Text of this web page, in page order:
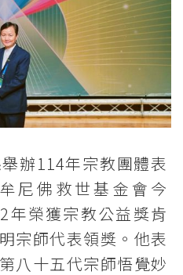
辦114年宗教團體表
尼佛救世基金會今
年榮獲宗教公益獎肯
宗師代表領獎。他表
八十五代宗師悟覺妙